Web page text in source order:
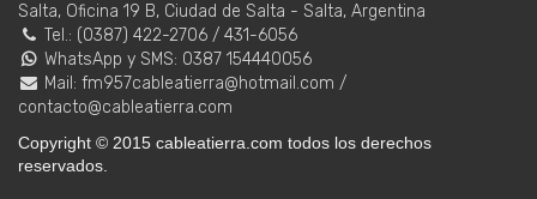
Salta, Oficina 19 B, Ciudad de Salta - Salta, Argentina
Tel.: (0387) 422-2706 / 431-6056
WhatsApp y SMS: 0387 154440056
Mail: fm957cableatierra@hotmail.com /
contacto@cableatierra.com
Copyright © 2015 cableatierra.com todos los derechos
reservados.